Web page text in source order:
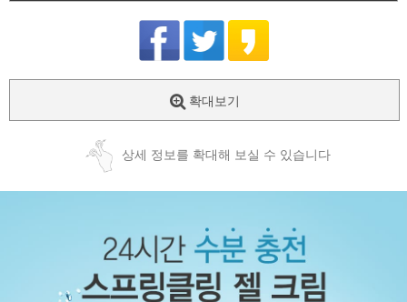
확대보기
상세 정보를 확대해 보실 수 있습니다